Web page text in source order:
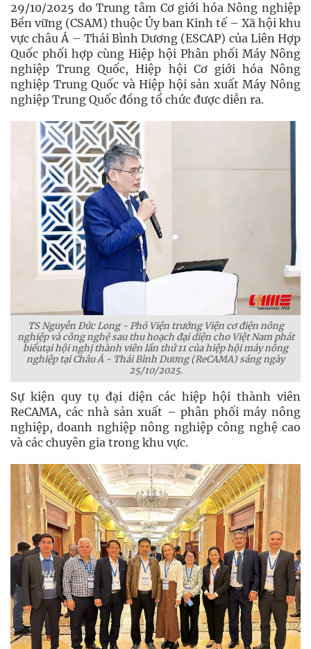
29/10/2025 do Trung tâm Cơ giới hóa Nông nghiệp
Bền vững (CSAM) thuộc Ủy ban Kinh tế – Xã hội khu
vực châu Á – Thái Bình Dương (ESCAP) của Liên Hợp
Quốc phối hợp cùng Hiệp hội Phân phối Máy Nông
nghiệp Trung Quốc, Hiệp hội Cơ giới hóa Nông
nghiệp Trung Quốc và Hiệp hội sản xuất Máy Nông
nghiệp Trung Quốc đồng tổ chức được diễn ra.
TS Nguyễn Đức Long - Phó Viện trưởng Viện cơ điện nông
nghiệp và công nghệ sau thu hoạch đại diện cho Việt Nam phát
biểutại hội nghị thành viên lần thứ 11 của hiệp hội máy nông
nghiệp tại Châu Á - Thái Bình Dương (ReCAMA) sáng ngày
25/10/2025.
Sự kiện quy tụ đại diện các hiệp hội thành viên
ReCAMA, các nhà sản xuất – phân phối máy nông
nghiệp, doanh nghiệp nông nghiệp công nghệ cao
và các chuyên gia trong khu vực.